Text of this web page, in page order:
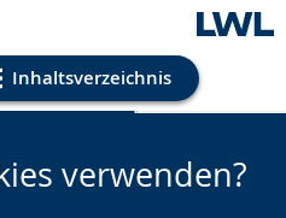
Inhaltsverzeichnis
verwenden?